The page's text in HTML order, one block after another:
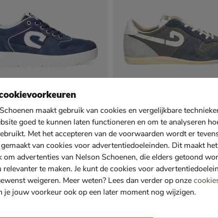
C
- blauw
voor € 69,99
Cruyff Indoor Classic
Lage sneakers - blauw
van € 129,99 voor € 90,99
129,99 90,99
maakt gebruik van cookies en vergelijkbare
goed te kunnen laten functioneren en om te analyseren
Met het accepteren van de voorwaarden wordt er
van cookies voor advertentiedoeleinden. Dit maakt het
om advertenties van Nelson Schoenen, die elders getoond
relevanter te maken. Je kunt de cookies voor
weigeren. Meer weten? Lees dan verder op onze
je jouw voorkeur ook op een later moment nog wijzigen.